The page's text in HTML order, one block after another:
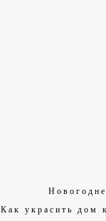
Как украсить дом